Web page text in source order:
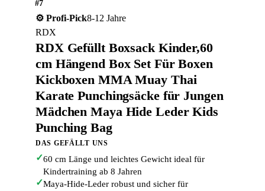
#7
⚙️ Profi-Pick8-12 Jahre
RDX
RDX Gefüllt Boxsack Kinder,60
cm Hängend Box Set Für Boxen
Kickboxen MMA Muay Thai
Karate Punchingsäcke für Jungen
Mädchen Maya Hide Leder Kids
Punching Bag
DAS GEFÄLLT UNS
✓60 cm Länge und leichtes Gewicht ideal für
Kindertraining ab 8 Jahren
✓Maya-Hide-Leder robust und sicher für